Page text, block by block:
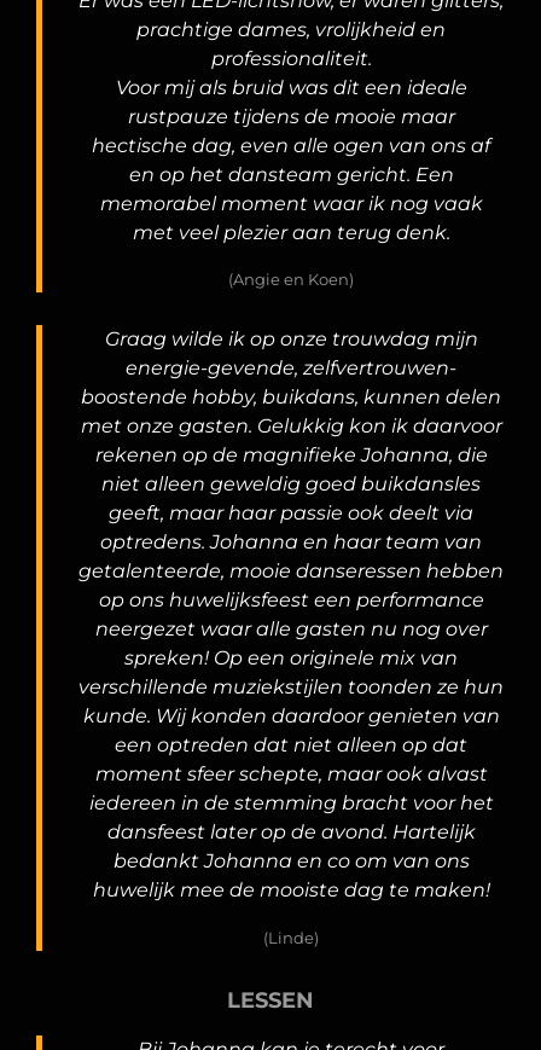
prachtige dames, vrolijkheid en
professionaliteit.
Voor mij als bruid was dit een ideale
rustpauze tijdens de mooie maar
hectische dag, even alle ogen van ons af
en op het dansteam gericht. Een
memorabel moment waar ik nog vaak
met veel plezier aan terug denk.
(Angie en Koen)
Graag wilde ik op onze trouwdag mijn
energie-gevende, zelfvertrouwen-
boostende hobby, buikdans, kunnen delen
met onze gasten. Gelukkig kon ik daarvoor
rekenen op de magnifieke Johanna, die
niet alleen geweldig goed buikdansles
geeft, maar haar passie ook deelt via
optredens. Johanna en haar team van
getalenteerde, mooie danseressen hebben
op ons huwelijksfeest een performance
neergezet waar alle gasten nu nog over
spreken! Op een originele mix van
verschillende muziekstijlen toonden ze hun
kunde. Wij konden daardoor genieten van
een optreden dat niet alleen op dat
moment sfeer schepte, maar ook alvast
iedereen in de stemming bracht voor het
dansfeest later op de avond. Hartelijk
bedankt Johanna en co om van ons
huwelijk mee de mooiste dag te maken!
(Linde)
LESSEN